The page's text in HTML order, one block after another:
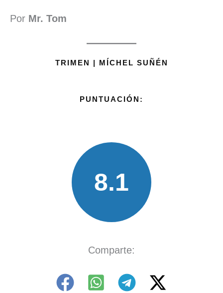
Por Mr. Tom
TRIMEN | MÍCHEL SUÑÉN
PUNTUACIÓN:
8.1
Comparte: